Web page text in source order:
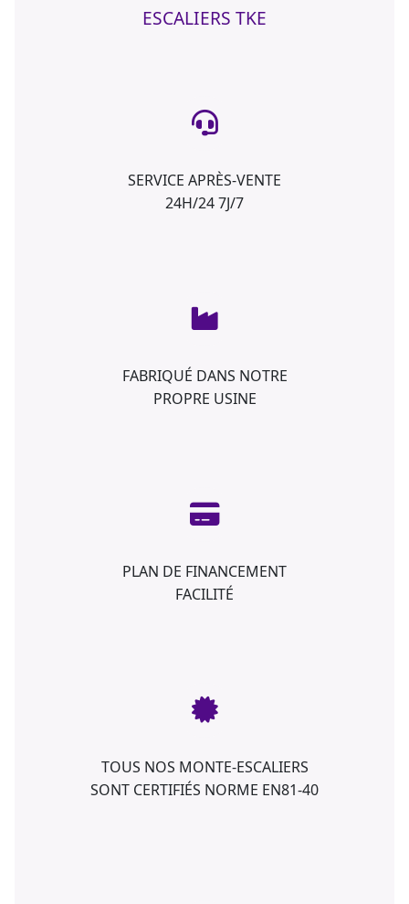
ESCALIERS TKE
SERVICE APRÈS-VENTE
24H/24 7J/7
FABRIQUÉ DANS NOTRE
PROPRE USINE
PLAN DE FINANCEMENT
FACILITÉ
TOUS NOS MONTE-ESCALIERS
SONT CERTIFIÉS NORME EN81-40